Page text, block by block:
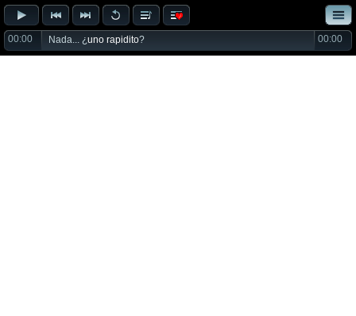
00:00 Nada... ¿uno rapidito? 00:00